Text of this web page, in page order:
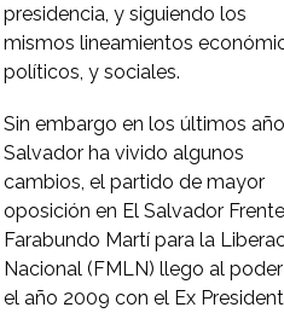
presidencia, y siguiendo los
mismos lineamientos
políticos, y sociales.
Sin embargo en los últimos
Salvador ha vivido algunos
cambios, el partido de mayor
oposición en El Salvador Frente
Farabundo Martí para la
Nacional (FMLN) llego al
el año 2009 con el Ex